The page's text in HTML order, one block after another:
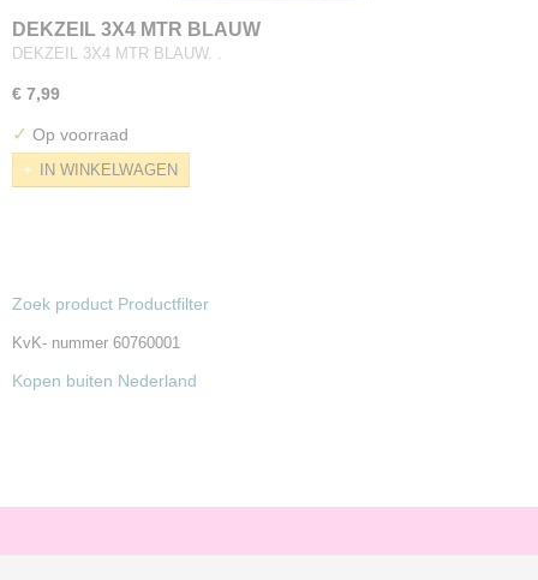
DEKZEIL 3X4 MTR BLAUW
DEKZEIL 3X4 MTR BLAUW. .
€ 7,99
✓ Op voorraad
IN WINKELWAGEN
Zoek product Productfilter
KvK- nummer 60760001
Kopen buiten Nederland